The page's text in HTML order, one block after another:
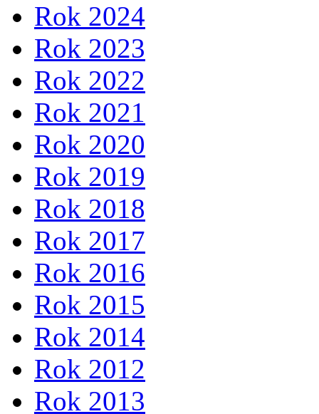
Rok 2024
Rok 2023
Rok 2022
Rok 2021
Rok 2020
Rok 2019
Rok 2018
Rok 2017
Rok 2016
Rok 2015
Rok 2014
Rok 2012
Rok 2013